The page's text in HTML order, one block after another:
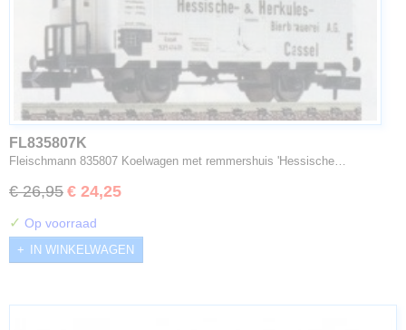
FL835807K
Fleischmann 835807 Koelwagen met remmershuis 'Hessische…
€ 26,95 € 24,25
✓ Op voorraad
IN WINKELWAGEN